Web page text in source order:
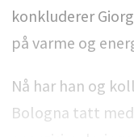
konkluderer
på varme og
Nå har han og
Bologna tatt